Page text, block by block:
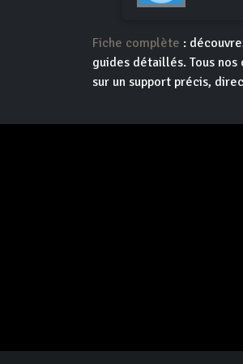
Fiche complète :
guides détaillés. Tous
sur un support précis,